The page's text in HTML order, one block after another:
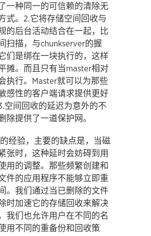
一种同一的可信赖的清除无
式。2.它将存储空间回收与
的后台活动结合在一起，比
扫描，与chunkserver的握
们是绑在一块执行的，这样
摊。而且只有当master相对
执行。Master就可以为那些
感性的客户端请求提供更好
空间回收的延迟为意外的不
除提供了一道保护网。
经验，主要的缺点是，当磁
张时，这种延时会妨碍到用
用的调整。那些频繁创建和
件的应用程序不能够立即重
。我们通过当已删除的文件
时加速它的存储回收来解决
我们也允许用户在不同的名
用不同的重备份和回收策